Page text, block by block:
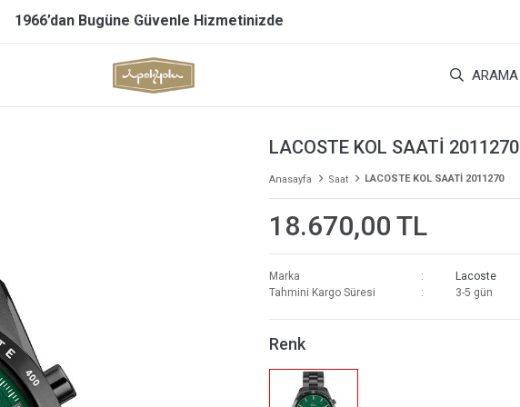
1966’dan Bugüne Güvenle Hizmetinizde
ARAMA
LACOSTE KOL SAATİ 2011270
Anasayfa Saat LACOSTE KOL SAATİ 2011270
18.670,00 TL
Marka
Lacoste
Tahmini Kargo Süresi
3-5 gün
Renk